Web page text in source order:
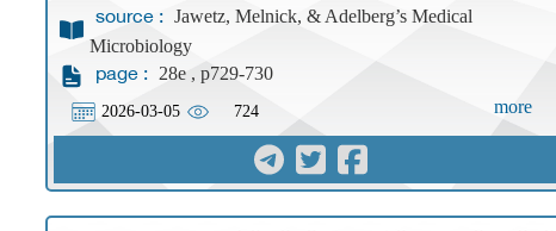
source : Jawetz, Melnick, & Adelberg’s Medical
Microbiology
page : 28e , p729-730
2026-03-05 724 more